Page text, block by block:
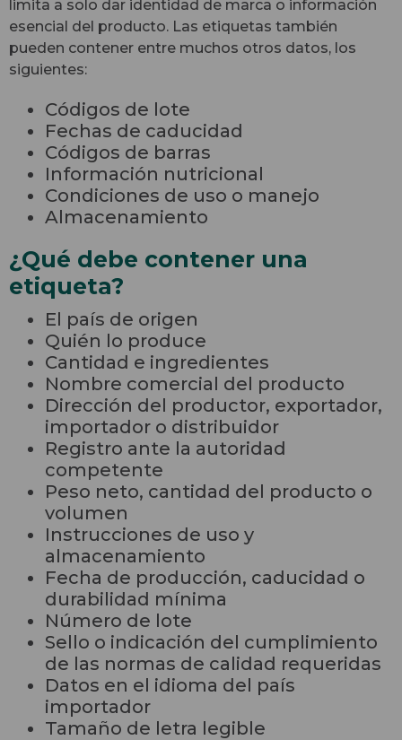
limita a solo dar identidad de marca o información
esencial del producto. Las etiquetas también
pueden contener entre muchos otros datos, los
siguientes:
Códigos de lote
Fechas de caducidad
Códigos de barras
Información nutricional
Condiciones de uso o manejo
Almacenamiento
¿Qué debe contener una
etiqueta?
El país de origen
Quién lo produce
Cantidad e ingredientes
Nombre comercial del producto
Dirección del productor, exportador,
importador o distribuidor
Registro ante la autoridad
competente
Peso neto, cantidad del producto o
volumen
Instrucciones de uso y
almacenamiento
Fecha de producción, caducidad o
durabilidad mínima
Número de lote
Sello o indicación del cumplimiento
de las normas de calidad requeridas
Datos en el idioma del país
importador
Tamaño de letra legible